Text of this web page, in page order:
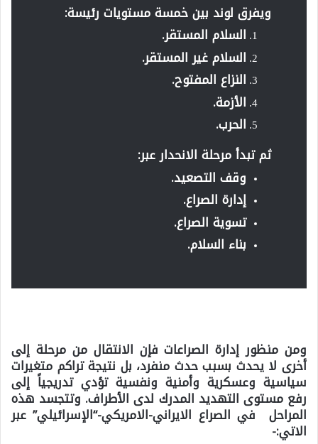
ويفرق لوند بين خمسة مستويات رئيسة:
السلام المستقر.
السلام غير المستقر.
النزاع المفتوح.
الأزمة.
الحرب.
ثم تبدأ مرحلة الانحدار عبر:
وقف التصعيد.
إدارة الصراع.
تسوية الصراع.
بناء السلام.
ومن منظور إدارة الصراعات فإن الانتقال من مرحلة إلى
أخرى لا يحدث بسبب حدث منفرد، بل نتيجة تراكم متغيرات
سياسية وعسكرية وأمنية ونفسية تؤدي تدريجياً إلى
رفع مستوى التهديد المدرك لدى الأطراف.وتتجسد هذه
المراحل في الصراع الايراني-الامريكي-“الإسرائيلي” عبر
الاتي:-